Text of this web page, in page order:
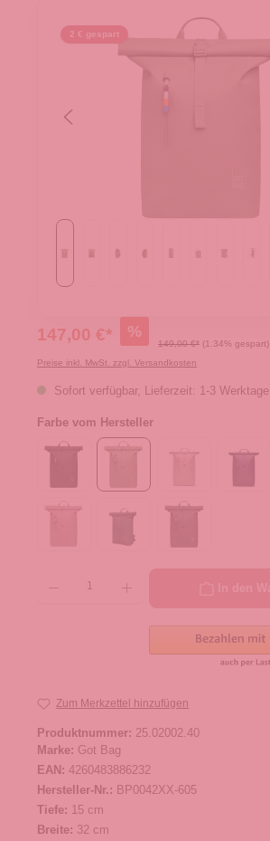
2 € gespart
147,00 €* %
149,00 €* (1.34% gespart)
Preise inkl. MwSt. zzgl. Versandkosten
Sofort verfügbar, Lieferzeit: 1-3 Werktage
Farbe vom Hersteller
Zum Merkzettel hinzufügen
Produktnummer: 25.02002.40
Marke: Got Bag
EAN: 4260483886232
Hersteller-Nr.: BP0042XX-605
Tiefe: 15 cm
Breite: 32 cm